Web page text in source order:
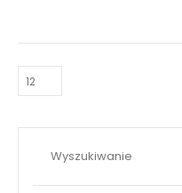
Wyszukiwanie